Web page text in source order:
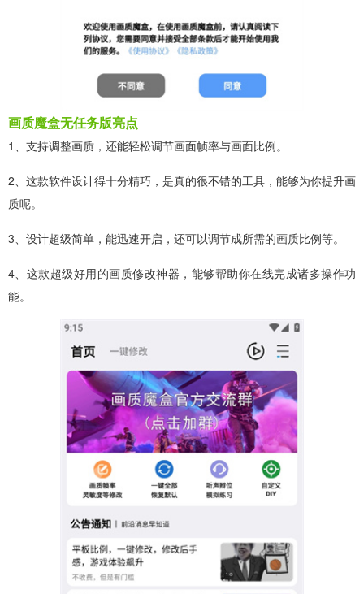
画质魔盒无任务版亮点
1、支持调整画质，还能轻松调节画面帧率与画面比例。
2、这款软件设计得十分精巧，是真的很不错的工具，能够为你提升画
质呢。
3、设计超级简单，能迅速开启，还可以调节成所需的画质比例等。
4、这款超级好用的画质修改神器，能够帮助你在线完成诸多操作功
能。